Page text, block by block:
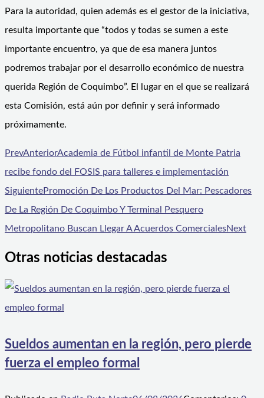
Para la autoridad, quien además es el gestor de la iniciativa,
resulta importante que “todos y todas se sumen a este
importante encuentro, ya que de esa manera juntos
podremos trabajar por el desarrollo económico de nuestra
querida Región de Coquimbo”. El lugar en el que se realizará
esta Comisión, está aún por definir y será informado
próximamente.
PrevAnteriorAcademia de Fútbol infantil de Monte Patria
recibe fondo del FOSIS para talleres e implementación
SiguientePromoción De Los Productos Del Mar: Pescadores
De La Región De Coquimbo Y Terminal Pesquero
Metropolitano Buscan Llegar A Acuerdos ComercialesNext
Otras noticias destacadas
Sueldos aumentan en la región, pero pierde
fuerza el empleo formal